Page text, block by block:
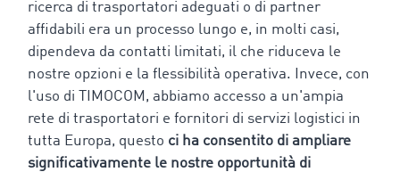
ricerca di trasportatori adeguati o di partner
affidabili era un processo lungo e, in molti casi,
dipendeva da contatti limitati, il che riduceva le
nostre opzioni e la flessibilità operativa. Invece, con
l'uso di TIMOCOM, abbiamo accesso a un'ampia
rete di trasportatori e fornitori di servizi logistici in
tutta Europa, questo ci ha consentito di ampliare
significativamente le nostre opportunità di